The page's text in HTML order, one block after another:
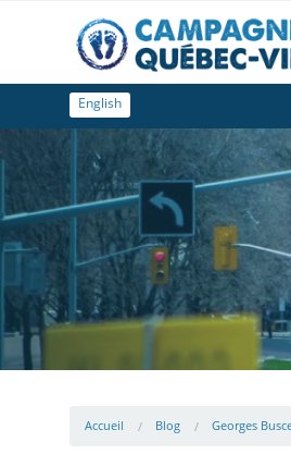
English
Accueil Blog Georges